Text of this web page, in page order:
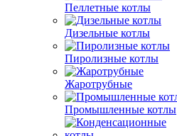
Пеллетные котлы
Дизельные котлы
Пиролизные котлы
Жаротрубные
Промышленные котлы